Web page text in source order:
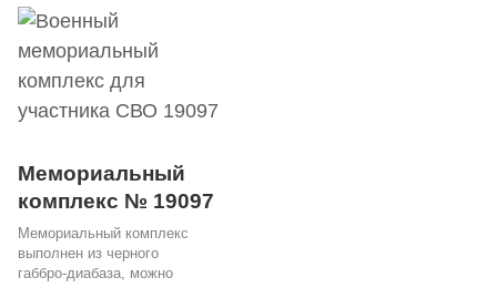
Мемориальный
комплекс № 19097
Мемориальный комплекс
выполнен из черного
габбро-диабаза, можно